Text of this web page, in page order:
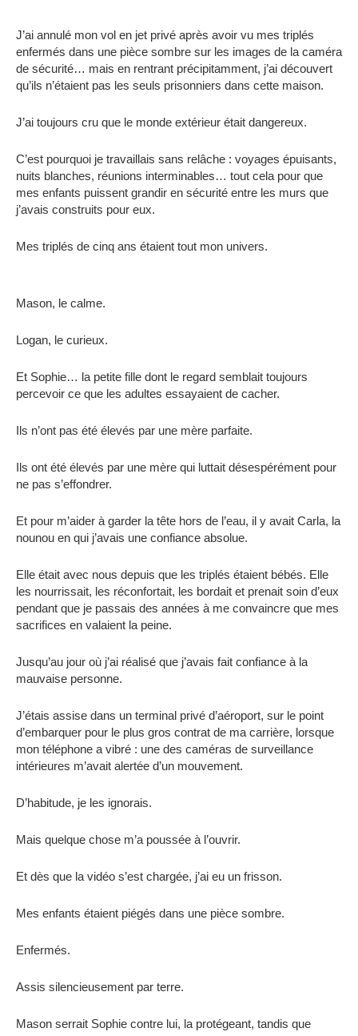
J’ai annulé mon vol en jet privé après avoir vu mes triplés
enfermés dans une pièce sombre sur les images de la caméra
de sécurité… mais en rentrant précipitamment, j’ai découvert
qu’ils n’étaient pas les seuls prisonniers dans cette maison.
J’ai toujours cru que le monde extérieur était dangereux.
C’est pourquoi je travaillais sans relâche : voyages épuisants,
nuits blanches, réunions interminables… tout cela pour que
mes enfants puissent grandir en sécurité entre les murs que
j’avais construits pour eux.
Mes triplés de cinq ans étaient tout mon univers.
Mason, le calme.
Logan, le curieux.
Et Sophie… la petite fille dont le regard semblait toujours
percevoir ce que les adultes essayaient de cacher.
Ils n’ont pas été élevés par une mère parfaite.
Ils ont été élevés par une mère qui luttait désespérément pour
ne pas s’effondrer.
Et pour m’aider à garder la tête hors de l’eau, il y avait Carla, la
nounou en qui j’avais une confiance absolue.
Elle était avec nous depuis que les triplés étaient bébés. Elle
les nourrissait, les réconfortait, les bordait et prenait soin d’eux
pendant que je passais des années à me convaincre que mes
sacrifices en valaient la peine.
Jusqu’au jour où j’ai réalisé que j’avais fait confiance à la
mauvaise personne.
J’étais assise dans un terminal privé d’aéroport, sur le point
d’embarquer pour le plus gros contrat de ma carrière, lorsque
mon téléphone a vibré : une des caméras de surveillance
intérieures m’avait alertée d’un mouvement.
D’habitude, je les ignorais.
Mais quelque chose m’a poussée à l’ouvrir.
Et dès que la vidéo s’est chargée, j’ai eu un frisson.
Mes enfants étaient piégés dans une pièce sombre.
Enfermés.
Assis silencieusement par terre.
Mason serrait Sophie contre lui, la protégeant, tandis que